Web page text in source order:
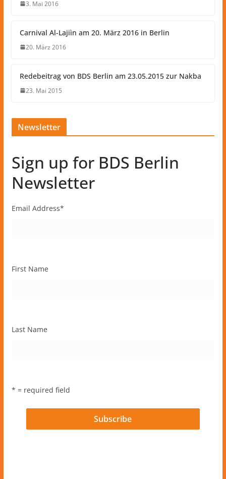
3. Mai 2016
Carnival Al-Lajiìn am 20. März 2016 in Berlin
20. März 2016
Redebeitrag von BDS Berlin am 23.05.2015 zur Nakba
23. Mai 2015
Newsletter
Sign up for BDS Berlin
Newsletter
Email Address*
First Name
Last Name
* = required field